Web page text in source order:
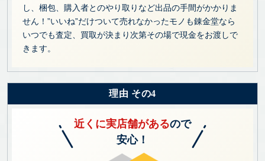
し、梱包、購入者とのやり取りなど出品の手間がかかりま
せん！”いいね”だけついて売れなかったモノも錬金堂なら
いつでも査定、買取が決まり次第その場で現金をお渡しで
きます。
理由 その4
近くに実店舗があるので
安心！